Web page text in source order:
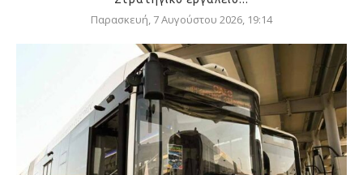
Παρασκευή, 7 Αυγούστου 2026, 19:14